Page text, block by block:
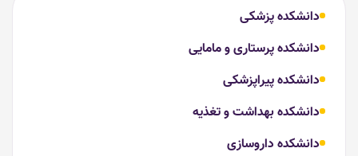
دانشکده پزشکی
دانشکده پرستاری و مامایی
دانشکده پیراپزشکی
دانشکده بهداشت و تغذیه
دانشکده داروسازی